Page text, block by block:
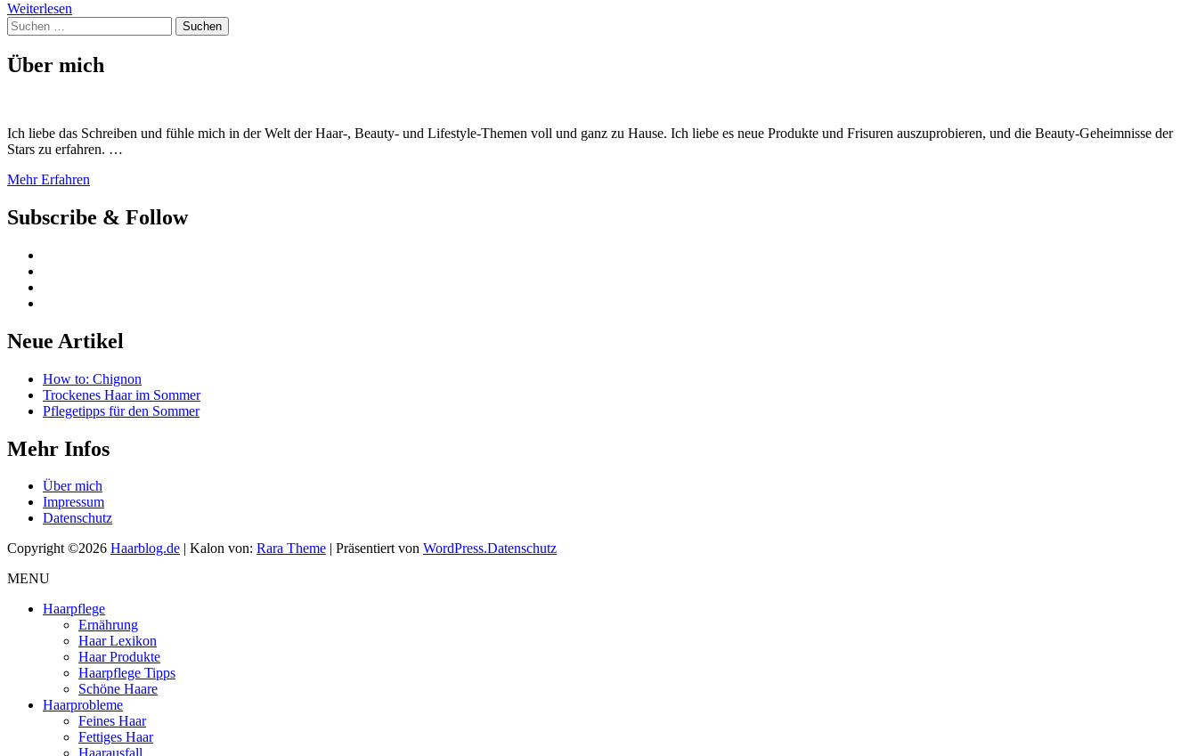
Weiterlesen
Suchen
nach:
Über mich
Ich liebe das Schreiben und fühle mich in der Welt der Haar-, Beauty- und Lifestyle-Themen voll und ganz zu Hause. Ich liebe es neue Produkte und Frisuren auszuprobieren, und die Beauty-Geheimnisse der
Stars zu erfahren. …
Mehr Erfahren
Subscribe & Follow
Neue Artikel
How to: Chignon
Trockenes Haar im Sommer
Pflegetipps für den Sommer
Mehr Infos
Über mich
Impressum
Datenschutz
Copyright ©2026 Haarblog.de | Kalon von: Rara Theme | Präsentiert von WordPress.Datenschutz
MENU
Haarpflege
Ernährung
Haar Lexikon
Haar Produkte
Haarpflege Tipps
Schöne Haare
Haarprobleme
Feines Haar
Fettiges Haar